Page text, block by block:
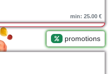
min: 25.00 €
promotions